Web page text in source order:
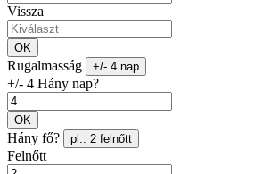
Vissza
OK
Rugalmasság +/- 4 nap
+/- 4 Hány nap?
OK
Hány fő? pl.: 2 felnőtt
Felnőtt